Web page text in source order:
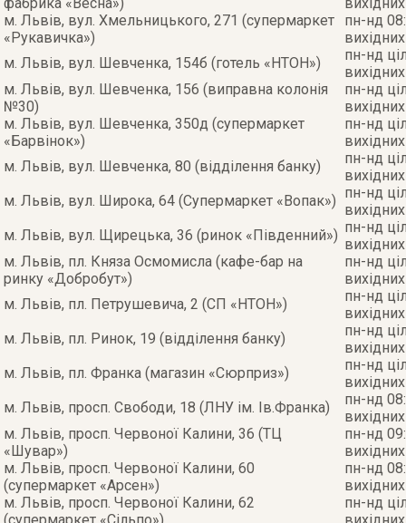
м. Львів, вул. Хмельницького, 271 (супермаркет
«Рукавичка»)
пн-нд
вихідних
м. Львів, вул. Шевченка, 154б (готель «НТОН»)
пн-нд
вихідних
м. Львів, вул. Шевченка, 156 (виправна колонія
№30)
пн-нд
вихідних
м. Львів, вул. Шевченка, 350д (супермаркет
«Барвінок»)
пн-нд
вихідних
м. Львів, вул. Шевченка, 80 (відділення банку)
пн-нд
вихідних
м. Львів, вул. Широка, 64 (Супермаркет «Вопак») пн-нд
вихідних
м. Львів, вул. Щирецька, 36 (ринок «Південний») пн-нд
вихідних
м. Львів, пл. Княза Осмомисла (кафе-бар на
ринку «Добробут»)
пн-нд
вихідних
м. Львів, пл. Петрушевича, 2 (СП «НТОН»)
пн-нд
вихідних
м. Львів, пл. Ринок, 19 (відділення банку)
пн-нд
вихідних
м. Львів, пл. Франка (магазин «Сюрприз»)
пн-нд
вихідних
м. Львів, просп. Свободи, 18 (ЛНУ ім. Ів.Франка)
пн-нд
вихідних
м. Львів, просп. Червоної Калини, 36 (ТЦ
«Шувар»)
пн-нд
вихідних
м. Львів, просп. Червоної Калини, 60
(супермаркет «Арсен»)
пн-нд
вихідних
м. Львів, просп. Червоної Калини, 62
пн-нд